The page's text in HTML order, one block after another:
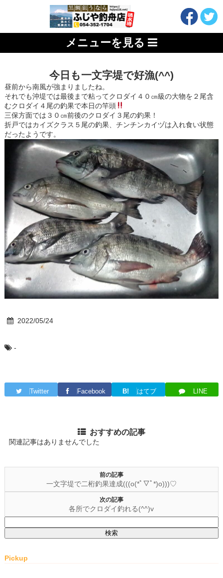
メニューを見る
今日も一文字堤で好漁(^^)
昼前から南風が強まりましたね。
それでも沖堤では最後まで粘ってクロダイ４０㎝級の大物を２尾含
むクロダイ４尾の釣果で本日の竿頭
三保方面では３０㎝前後のクロダイ３尾の釣果！
折戸ではカイズクラス５尾の釣果、チンチンカイヅは入れ食い状態
だったようです。
2022/05/24
-
Twitter Facebook B! はてブ LINE
おすすめの記事
関連記事はありませんでした
前の記事
一文字堤で二桁釣果達成(((o(*ﾟ▽ﾟ*)o)))♡
次の記事
各所でクロダイ釣れる(^^)v
索:
Pickup